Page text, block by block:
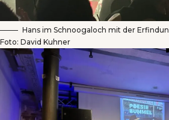
Hans im Schnoogaloch mit der
Foto: David Kuhner